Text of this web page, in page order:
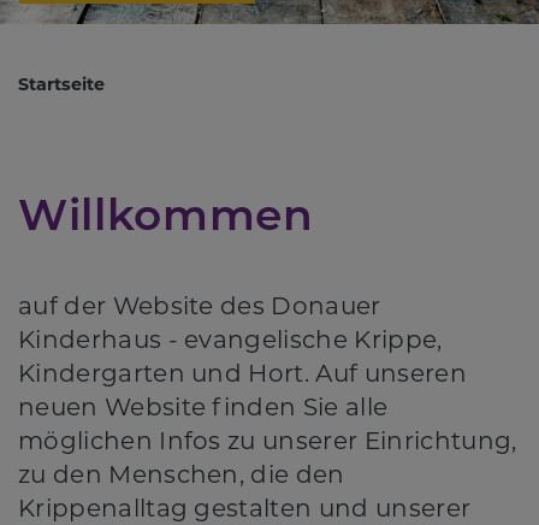
Previous
Next
Startseite
Willkommen
auf der Website des Donauer
Kinderhaus - evangelische Krippe,
Kindergarten und Hort. Auf unseren
neuen Website finden Sie alle
möglichen Infos zu unserer Einrichtung,
zu den Menschen, die den
Krippenalltag gestalten und unserer